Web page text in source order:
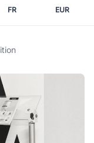
FR EUR